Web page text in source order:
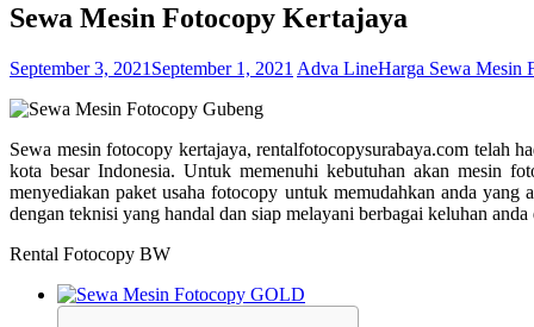
Sewa Mesin Fotocopy Kertajaya
September 3, 2021 September 1, 2021 Adva LineHarga Sewa Mesin
Sewa mesin fotocopy kertajaya, rentalfotocopysurabaya.com telah
kota besar Indonesia. Untuk memenuhi kebutuhan akan mesin
menyediakan paket usaha fotocopy untuk memudahkan anda
dengan teknisi yang handal dan siap melayani berbagai keluhan
Rental Fotocopy BW